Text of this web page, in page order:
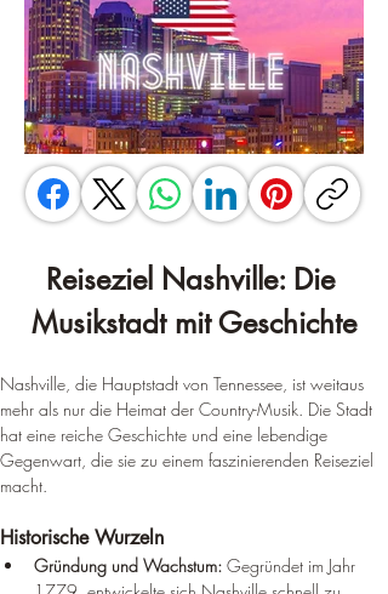
Reiseziel Nashville: Die
Musikstadt mit Geschichte
Nashville, die Hauptstadt von Tennessee, ist weitaus
mehr als nur die Heimat der Country-Musik. Die Stadt
hat eine reiche Geschichte und eine lebendige
Gegenwart, die sie zu einem faszinierenden Reiseziel
macht.
Historische Wurzeln
Gründung und Wachstum: Gegründet im Jahr